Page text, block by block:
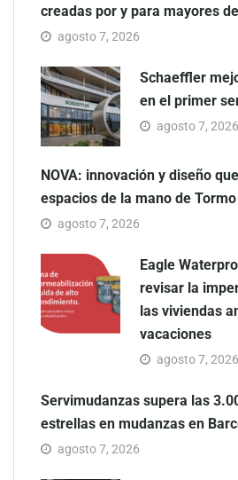
creadas por y para mayores
agosto 7, 2026
Schaeffler
en el primer
agosto 7, 2026
NOVA: innovación y diseño
espacios de la mano de
agosto 7, 2026
Eagle
revisar la
las viviendas
vacaciones
agosto 7, 2026
Servimudanzas supera las
estrellas en mudanzas en
agosto 7, 2026